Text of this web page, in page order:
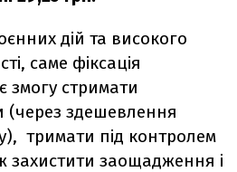
дій та високого
саме фіксація
змогу стримати
(через здешевлення
тримати під контролем
захистити заощадження і